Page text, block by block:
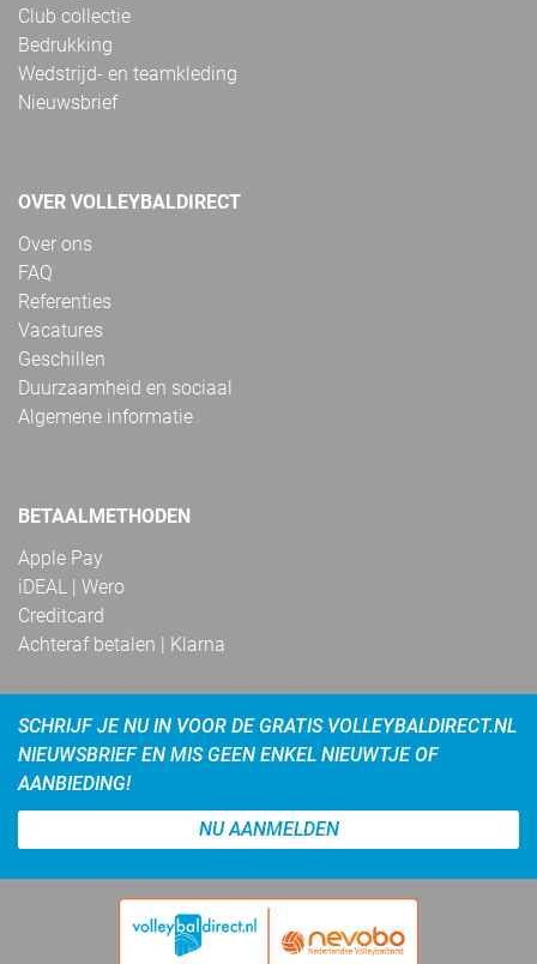
Club collectie
Bedrukking
Wedstrijd- en teamkleding
Nieuwsbrief
OVER VOLLEYBALDIRECT
Over ons
FAQ
Referenties
Vacatures
Geschillen
Duurzaamheid en sociaal
Algemene informatie
BETAALMETHODEN
Apple Pay
iDEAL | Wero
Creditcard
Achteraf betalen | Klarna
SCHRIJF JE NU IN VOOR DE GRATIS VOLLEYBALDIRECT.NL
NIEUWSBRIEF EN MIS GEEN ENKEL NIEUWTJE OF
AANBIEDING!
NU AANMELDEN